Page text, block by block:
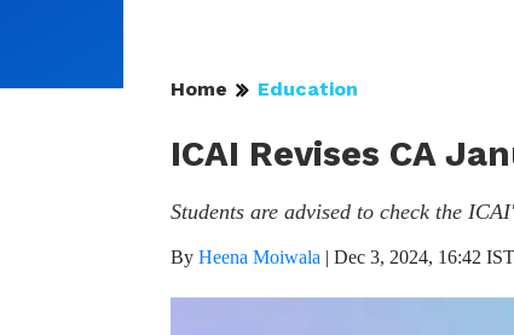
Home Education
ICAI Revises CA
Students are advised to check the
By Heena Moiwala | Dec 3, 2024, 16:42 IST